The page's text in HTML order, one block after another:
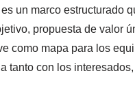
un marco estructurado
propuesta de valor
como mapa para los
tanto con los